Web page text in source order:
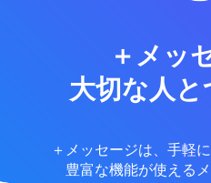
＋メッ
大切な人と
＋メッセージは、手軽
豊富な機能が使える